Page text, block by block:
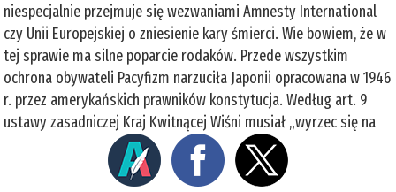
niespecjalnie przejmuje się wezwaniami Amnesty International
czy Unii Europejskiej o zniesienie kary śmierci. Wie bowiem, że w
tej sprawie ma silne poparcie rodaków. Przede wszystkim
ochrona obywateli Pacyfizm narzuciła Japonii opracowana w 1946
r. przez amerykańskich prawników konstytucja. Według art. 9
ustawy zasadniczej Kraj Kwitnącej Wiśni musiał „wyrzec się na